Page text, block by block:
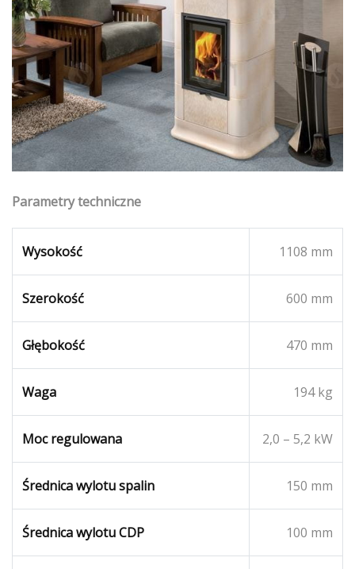
Parametry techniczne
Wysokość 1108 mm
Szerokość 600 mm
Głębokość 470 mm
Waga 194 kg
Moc regulowana 2,0 – 5,2 kW
Średnica wylotu spalin 150 mm
Średnica wylotu CDP 100 mm